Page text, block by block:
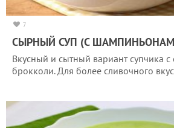
7
СЫРНЫЙ СУП (С
Вкусный и сытный вариант супчика
брокколи. Для более сливочного